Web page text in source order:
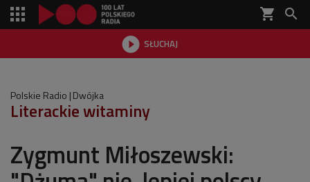
shopping_cart 
 SŁUCHAJ

Polskie Radio Dwójka
Literackie witaminy
Zygmunt Miłoszewski: